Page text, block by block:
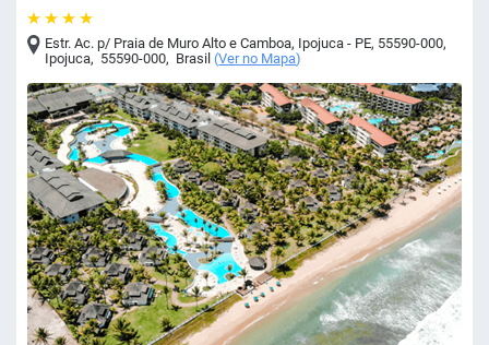
Estr. Ac. p/ Praia de Muro Alto e Camboa, Ipojuca - PE, 55590-000,
Ipojuca, 55590-000, Brasil (Ver no Mapa)